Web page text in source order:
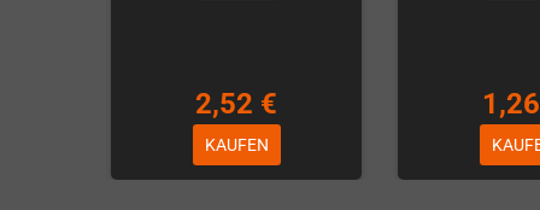
2,52 €
KAUFEN